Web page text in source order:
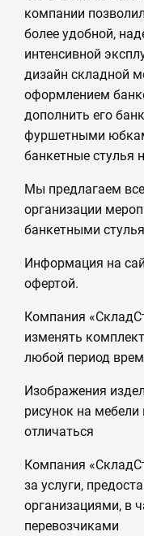
компании
более удобной,
интенсивной
дизайн складной
оформлением
дополнить его
фуршетными
банкетные стулья
Мы предлагаем
организации
банкетными
Информация на
офертой.
Компания
изменять
любой период
Изображения
рисунок на
отличаться
Компания
за услуги,
организациями, в
перевозчиками